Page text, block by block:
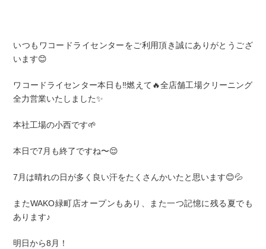
いつもワコードライセンターをご利用頂き誠にありがとうござ
います😊
ワコードライセンター本日も‼️燃えて🔥全店舗工場クリーニング
全力営業いたしました✨
本社工場の小西です🌱
本日で7月も終了ですね〜😌
7月は晴れの日が多く良い汗をたくさんかいたと思います😊💦
またWAKO緑町店オープンもあり、また一つ記憶に残る夏でも
あります♪
明日から8月！